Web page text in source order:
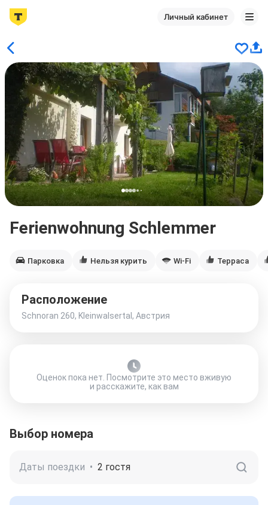
Личный кабинет
Ferienwohnung Schlemmer
Парковка Нельзя курить Wi-Fi Терраса
Расположение
Schnoran 260, Kleinwalsertal, Австрия
Оценок пока нет. Посмотрите это место вживую
и расскажите, как вам
Выбор номера
Даты поездки • 2 гостя